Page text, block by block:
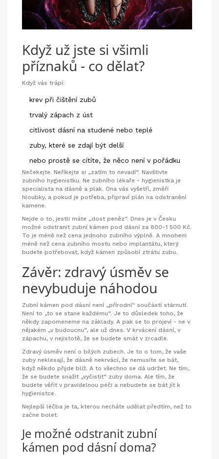
Když už jste si všimli
příznaků - co dělat?
Když vás trápí:
krev při čištění zubů
trvalý zápach z úst
citlivost dásní na studené nebo teplé
zuby, které se zdají být delší
nebo prostě se cítíte, že něco není v pořádku
Nečekejte. Neříkejte si „zatím to nevadí“. Navštivte
zubního hygienistku. Ne zubního lékaře - hygienistka je
specialista na dásně a plak. Ona vás vyšetří, změří
hloubky, a pokud je potřeba, připraví plán na odstranění
kamene.
Nejde o to, jestli máte „dost peněz“. Dnes je v Česku
možné odstranit zubní kámen pod dásní za 800-1 500 Kč.
To je méně než cena jednoho zubního výplně. A mnohem
méně než cena zubního mostu nebo implantátu, který
budete potřebovat, když kámen způsobí ztrátu zubu.
Závěr: zdravý úsměv se
nevybuduje náhodou
Zubní kámen pod dásní není „přírodní“ součástí stárnutí.
Není to „to se stane každému“. Je to důsledek toho, že
někdy zapomeneme na základy. A pak se to projeví - ne v
nějakém „v budoucnu“, ale už dnes. V krvácení dásní, v
zápachu, v nejistotě, že se budete smát v zrcadle.
Zdravý úsměv není o bílých zubech. Je to o tom, že vaše
zuby neklesají, že dásně nekrvácí, že nemusíte se bát,
když někdo přijde blíž. A to všechno se dá udržet. Ne tím,
že se budete snažit „vyčistit“ zuby doma. Ale tím, že
budete věřit v pravidelnou péči a nebudete se bát jít k
hygienistce.
Nejlepší léčba je ta, kterou necháte udělat předtím, než to
začne bolet.
Je možné odstranit zubní
kámen pod dásní doma?